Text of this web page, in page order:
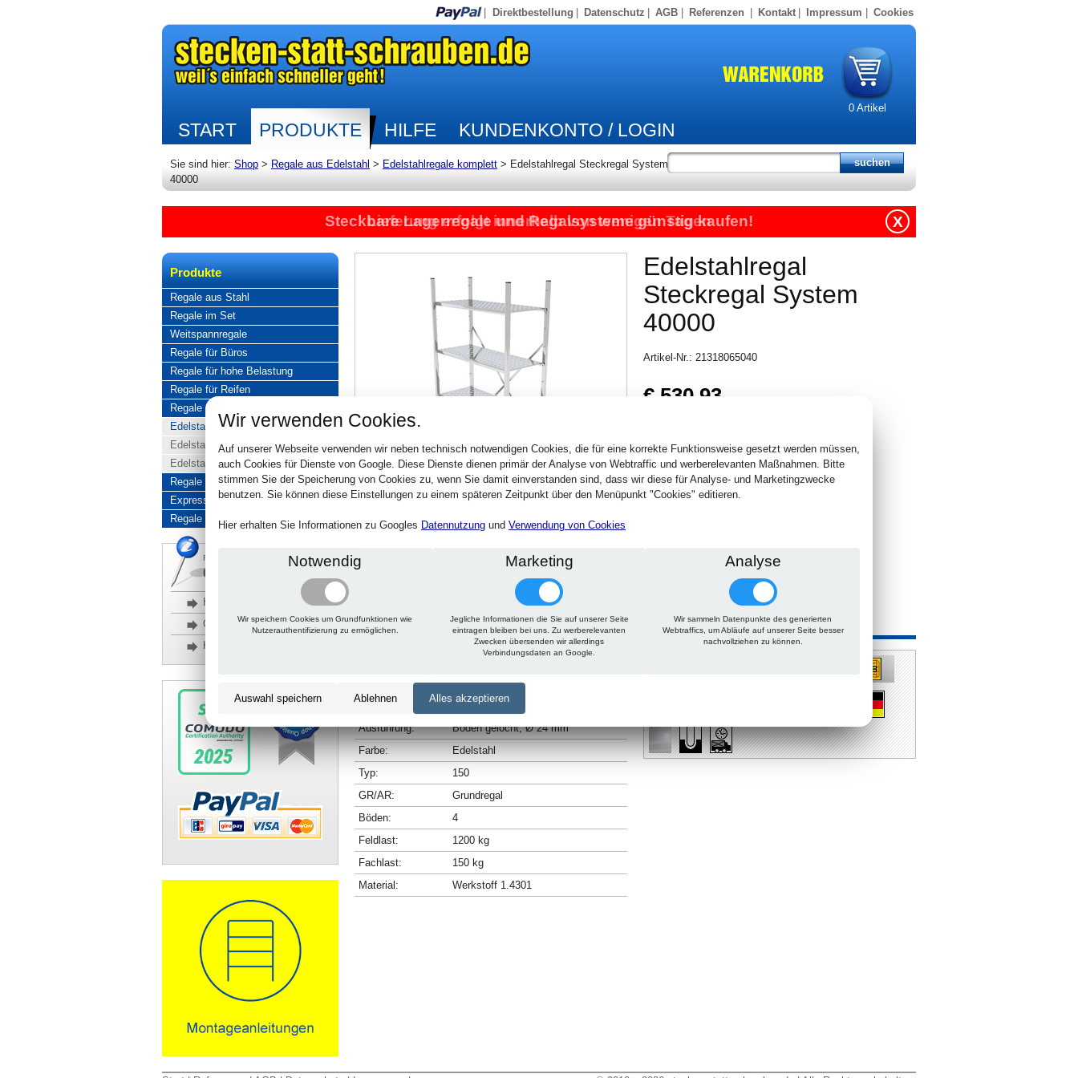
Direktbestellung Datenschutz AGB Referenzen Kontakt Impressum Cookies
0Artikel
START PRODUKTE HILFE KUNDENKONTO / LOGIN
Sie sind hier: Shop > Regale aus Edelstahl > Edelstahlregale komplett > Edelstahlregal Steckregal System
40000
Steckbare Lagerregale und Regalsysteme günstig kaufen!
Lieferung erfolgt innerhalb von wenigen Tagen X
Produkte
Regale aus Stahl
Regale im Set
Weitspannregale
Regale für Büros
Regale für hohe Belastung
Regale für Reifen
Regale aus Edelstahl
Edelstahlregale komplett
Edelstahlregal Baukasten
Edelstahlregal Kombinationen
Regale aus Aluminium
Express-Produkte
Regale Reduziert
Rückfragen, Hilfe, Bestellen?
06201 690095-0
Häufige Fragen
Glossar
Kontakt
Edelstahlregal
Steckregal System
40000
Artikel-Nr.: 21318065040
€ 530,93
Stck.
Technische Daten Beschreibung Zu diesem Artikel passt auch
400 mm
Länge:
650 mm
Ausführung:
Böden gelocht, Ø 24 mm
Farbe:
Edelstahl
Typ:
150
GR/AR:
Grundregal
Böden:
4
Feldlast:
1200 kg
Fachlast:
150 kg
Material:
Werkstoff 1.4301
Wir verwenden Cookies.
Auf unserer Webseite verwenden wir neben technisch notwendigen Cookies, die für eine korrekte Funktionsweise gesetzt werden müssen,
auch Cookies für Dienste von Google. Diese Dienste dienen primär der Analyse von Webtraffic und werberelevanten Maßnahmen. Bitte
stimmen Sie der Speicherung von Cookies zu, wenn Sie damit einverstanden sind, dass wir diese für Analyse- und Marketingzwecke
benutzen. Sie können diese Einstellungen zu einem späteren Zeitpunkt über den Menüpunkt "Cookies" editieren.
Hier erhalten Sie Informationen zu Googles Datennutzung und Verwendung von Cookies
Notwendig
Wir speichern Cookies um Grundfunktionen wie
Nutzerauthentifizierung zu ermöglichen.
Marketing
Jegliche Informationen die Sie auf unserer Seite
eintragen bleiben bei uns. Zu werberelevanten
Zwecken übersenden wir allerdings
Verbindungsdaten an Google.
Analyse
Wir sammeln Datenpunkte des generierten
Webtraffics, um Abläufe auf unserer Seite besser
nachvollziehen zu können.
Auswahl speichern Ablehnen Alles akzeptieren